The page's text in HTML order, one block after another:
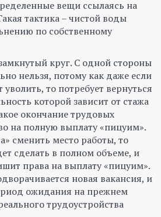
вещи ссылаясь на
тактика – чистой воды
по собственному
круг. С одной стороны
нельзя, потому как даже если
уволить, то потребует вернуться
которой зависит от стажа
окончание трудовых
на полную выплату «пицуим».
сменить место работы, то
сделать в полном объеме, и
права на выплату «пицуим».
новая вакансия, и
ожидания на прежнем
трудоустройства